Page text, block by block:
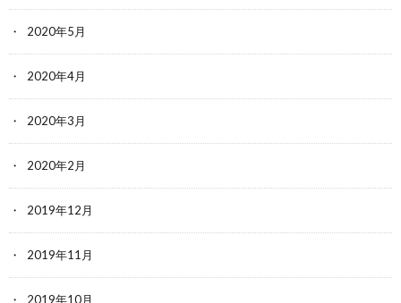
2020年5月
2020年4月
2020年3月
2020年2月
2019年12月
2019年11月
2019年10月